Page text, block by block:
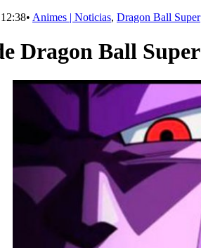
12:38• Animes | Noticias, Dragon Ball Super
Dragon Ball Super